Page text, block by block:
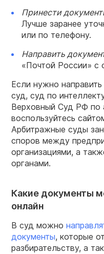
Принести
Лучше заранее
или по телефону.
Направить
«Почтой России» с
Если нужно
суд, суд по
Верховный Суд РФ по
воспользуйтесь
Арбитражные суды
споров между
организациями, а
органами.
Какие документы
онлайн
В суд можно
документы, которые
разбирательству, а